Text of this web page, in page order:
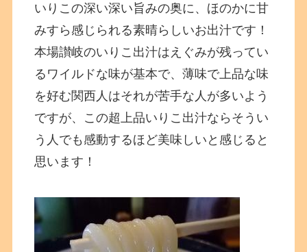
いりこの深い深い旨みの奥に、ほのかに甘
みすら感じられる素晴らしいお出汁です！
本場讃岐のいりこ出汁はえぐみが残ってい
るワイルドな味が基本で、薄味で上品な味
を好む関西人はそれが苦手な人が多いよう
ですが、この超上品いりこ出汁ならそうい
う人でも感動するほど美味しいと感じると
思います！